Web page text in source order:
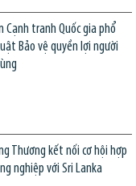
Cạnh tranh Quốc gia phổ
Bảo vệ quyền lợi người
Thương kết nối cơ hội hợp
nghiệp với Sri Lanka